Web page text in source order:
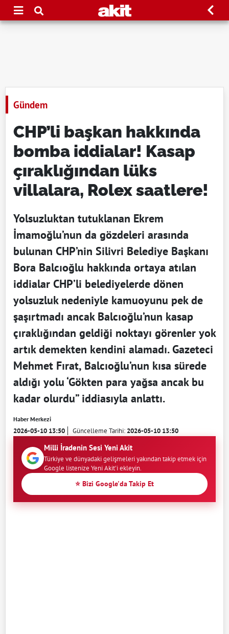
Gündem
CHP’li başkan hakkında
bomba iddialar! Kasap
çıraklığından lüks
villalara, Rolex saatlere!
Yolsuzluktan tutuklanan Ekrem
İmamoğlu’nun da gözdeleri arasında
bulunan CHP’nin Silivri Belediye Başkanı
Bora Balcıoğlu hakkında ortaya atılan
iddialar CHP’li belediyelerde dönen
yolsuzluk nedeniyle kamuoyunu pek de
şaşırtmadı ancak Balcıoğlu’nun kasap
çıraklığından geldiği noktayı görenler yok
artık demekten kendini alamadı. Gazeteci
Mehmet Fırat, Balcıoğlu’nun kısa sürede
aldığı yolu ‘Gökten para yağsa ancak bu
kadar olurdu” iddiasıyla anlattı.
Haber Merkezi
2026-05-10 13:50 Güncelleme Tarihi:2026-05-10 13:50
Milli İradenin Sesi Yeni Akit
Türkiye ve dünyadaki gelişmeleri yakından takip etmek için
Google listenize Yeni Akit'i ekleyin.
⭐ Bizi Google'da Takip Et